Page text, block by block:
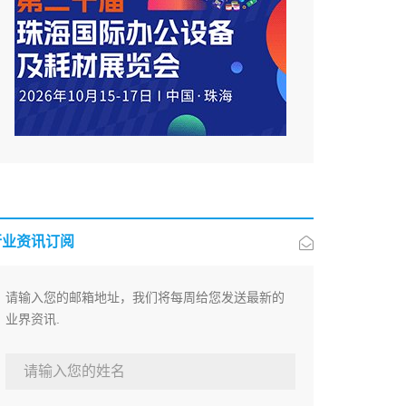
资讯订阅
请输入您的邮箱地址，我们将每周给您发送最新的
业界资讯.